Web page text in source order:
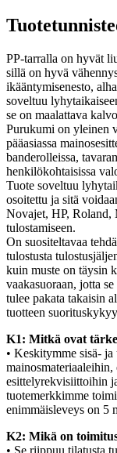
PP-tarralla on hyvät
sillä on hyvä
ikääntymisenesto,
soveltuu
se on maalattava
Purukumi on yleinen
pääasiassa
banderolleissa,
henkilökohtaisissa
Tuote soveltuu
osoitettu ja sitä
Novajet, HP, Roland,
tulostamiseen.
On suositeltavaa
tulostusta
kuin muste on täysin
vaakasuoraan, jotta
tulee pakata takaisin
tuotteen
K1: Mitkä ovat
• Keskitymme sisä-
esittelyrekvisiittoihin
tuotemerkkimme
enimmäisleveys on 5
K2: Mikä on